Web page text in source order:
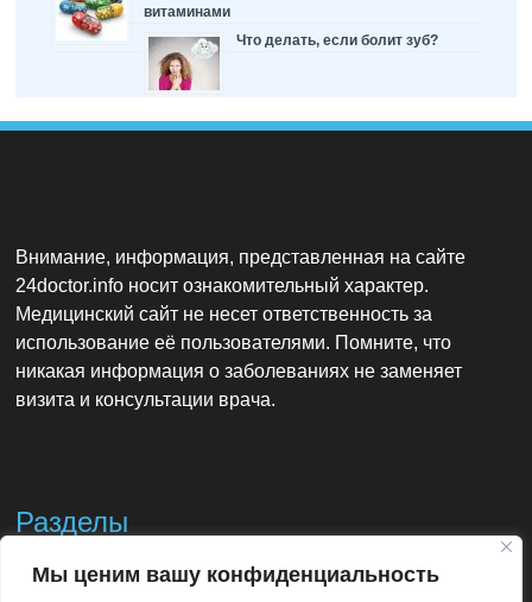
Мы ценим вашу конфиденциальность
витаминами
Что делать, если болит зуб?
Внимание, информация, представленная на сайте
24doctor.info носит ознакомительный характер.
Медицинский сайт не несет ответственность за
использование её пользователями. Помните, что
никакая информация о заболеваниях не заменяет
визита и консультации врача.
Разделы
Контакты